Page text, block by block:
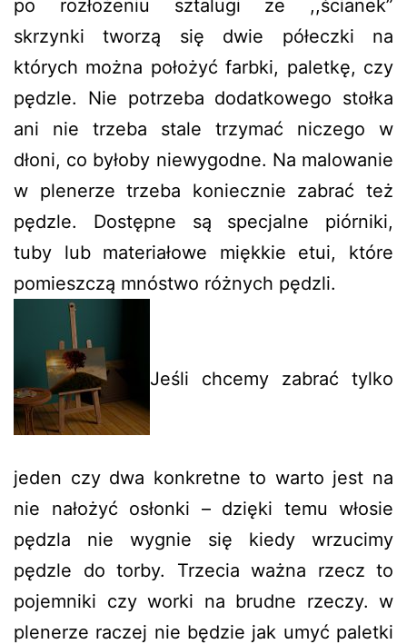
po rozłożeniu sztalugi ze ,,ścianek”
skrzynki tworzą się dwie półeczki na
których można położyć farbki, paletkę, czy
pędzle. Nie potrzeba dodatkowego stołka
ani nie trzeba stale trzymać niczego w
dłoni, co byłoby niewygodne. Na malowanie
w plenerze trzeba koniecznie zabrać też
pędzle. Dostępne są specjalne piórniki,
tuby lub materiałowe miękkie etui, które
pomieszczą mnóstwo różnych pędzli.
Jeśli chcemy zabrać tylko
jeden czy dwa konkretne to warto jest na
nie nałożyć osłonki – dzięki temu włosie
pędzla nie wygnie się kiedy wrzucimy
pędzle do torby. Trzecia ważna rzecz to
pojemniki czy worki na brudne rzeczy. w
plenerze raczej nie będzie jak umyć paletki